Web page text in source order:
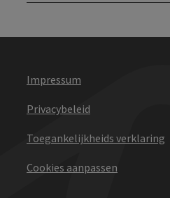
Impressum
Privacybeleid
Toegankelijkheids verklaring
Cookies aanpassen